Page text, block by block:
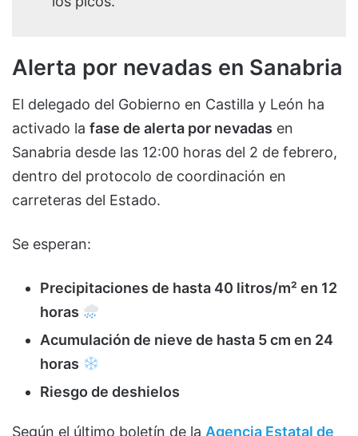
Alerta por nevadas en Sanabria
El delegado del Gobierno en Castilla y León ha
activado la fase de alerta por nevadas en
Sanabria desde las 12:00 horas del 2 de febrero,
dentro del protocolo de coordinación en
carreteras del Estado.
Se esperan:
Precipitaciones de hasta 40 litros/m² en 12
horas
Acumulación de nieve de hasta 5 cm en 24
horas
Riesgo de deshielos
Según el último boletín de la Agencia Estatal de